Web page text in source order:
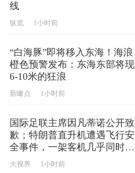
线
纵览 1小时前
“白海豚”即将移入东海！海浪
橙色预警发布：东海东部将现
6-10米的狂浪
新瞰点 1小时前
国际足联主席因凡蒂诺公开致
歉；特朗普直升机遭遇飞行安
全事件，一架客机几乎同时起
飞
大视界 1小时前